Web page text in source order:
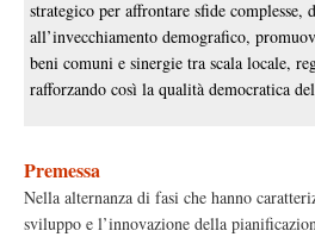
strategico per affrontare sfide complesse,
all’invecchiamento demografico,
beni comuni e sinergie tra scala locale,
rafforzando così la qualità democratica
Premessa
Nella alternanza di fasi che hanno
sviluppo e l’innovazione della